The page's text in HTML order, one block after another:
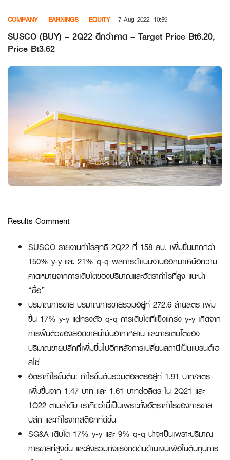
content
COMPANY EARNINGS EQUITY 7 Aug 2022, 10:59
SUSCO (BUY) – 2Q22 ดีกว่าคาด – Target Price Bt6.20,
Price Bt3.62
Results Comment
SUSCO รายงานกำไรสุทธิ 2Q22 ที่ 158 ลบ. เพิ่มขึ้นมากกว่า
150% y-y และ 21% q-q ผลการดำเนินงานออกมาเหนือความ
คาดหมายจากการเติบโตของปริมาณและอัตรากำไรที่สูง แนะนำ
“ซื้อ”
ปริมาณการขาย ปริมาณการขายรวมอยู่ที่ 272.6 ล้านลิตร เพิ่ม
ขึ้น 17% y-y แต่ทรงตัว q-q การเติบโตที่แข็งแกร่ง y-y เกิดจาก
การฟื้นตัวของยอดขายน้ำมันอากาศยาน และการเติบโตของ
ปริมาณขายปลีกที่เพิ่มขึ้นไปอีกหลังการเปลี่ยนสถานีเป็นแบรนด์เอ
สโซ่
อัตรากำไรขั้นต้น: กำไรขั้นต้นรวมต่อลิตรอยู่ที่ 1.91 บาท/ลิตร
เพิ่มขึ้นจาก 1.47 บาท และ 1.61 บาทต่อลิตร ใน 2Q21 และ
1Q22 ตามลำดับ เราคิดว่านี่เป็นเพราะทั้งอัตรากำไรของการขาย
ปลีก และกำไรจากสต๊อกที่ดีขึ้น
SG&A เติบโต 17% y-y และ 9% q-q น่าจะเป็นเพราะปริมาณ
การขายที่สูงขึ้น และยังรวมถึงแรงกดดันด้านเงินเฟ้อในต้นทุนการ